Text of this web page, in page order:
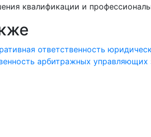
квалификации и
ответственность
арбитражных управляющих